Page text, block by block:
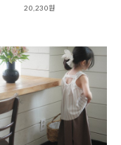
20,230원